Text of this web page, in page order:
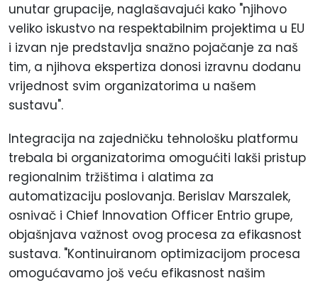
unutar grupacije, naglašavajući kako "njihovo
veliko iskustvo na respektabilnim projektima u EU
i izvan nje predstavlja snažno pojačanje za naš
tim, a njihova ekspertiza donosi izravnu dodanu
vrijednost svim organizatorima u našem
sustavu".
Integracija na zajedničku tehnološku platformu
trebala bi organizatorima omogućiti lakši pristup
regionalnim tržištima i alatima za
automatizaciju poslovanja. Berislav Marszalek,
osnivač i Chief Innovation Officer Entrio grupe,
objašnjava važnost ovog procesa za efikasnost
sustava. "Kontinuiranom optimizacijom procesa
omogućavamo još veću efikasnost našim